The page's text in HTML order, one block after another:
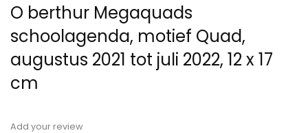
O berthur Megaquads
schoolagenda, motief Quad,
augustus 2021 tot juli 2022, 12 x 17
cm
Add your review